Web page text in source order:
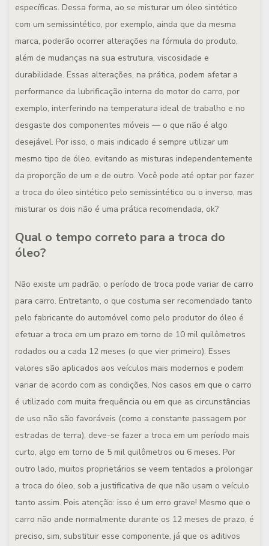
específicas. Dessa forma, ao se misturar um óleo sintético
com um semissintético, por exemplo, ainda que da mesma
marca, poderão ocorrer alterações na fórmula do produto,
além de mudanças na sua estrutura, viscosidade e
durabilidade. Essas alterações, na prática, podem afetar a
performance da lubrificação interna do motor do carro, por
exemplo, interferindo na temperatura ideal de trabalho e no
desgaste dos componentes móveis — o que não é algo
desejável. Por isso, o mais indicado é sempre utilizar um
mesmo tipo de óleo, evitando as misturas independentemente
da proporção de um e de outro. Você pode até optar por fazer
a troca do óleo sintético pelo semissintético ou o inverso, mas
misturar os dois não é uma prática recomendada, ok?
Qual o tempo correto para a troca do
óleo?
Não existe um padrão, o período de troca pode variar de carro
para carro. Entretanto, o que costuma ser recomendado tanto
pelo fabricante do automóvel como pelo produtor do óleo é
efetuar a troca em um prazo em torno de 10 mil quilômetros
rodados ou a cada 12 meses (o que vier primeiro). Esses
valores são aplicados aos veículos mais modernos e podem
variar de acordo com as condições. Nos casos em que o carro
é utilizado com muita frequência ou em que as circunstâncias
de uso não são favoráveis (como a constante passagem por
estradas de terra), deve-se fazer a troca em um período mais
curto, algo em torno de 5 mil quilômetros ou 6 meses. Por
outro lado, muitos proprietários se veem tentados a prolongar
a troca do óleo, sob a justificativa de que não usam o veículo
tanto assim. Pois atenção: isso é um erro grave! Mesmo que o
carro não ande normalmente durante os 12 meses de prazo, é
preciso, sim, substituir esse componente, já que os aditivos